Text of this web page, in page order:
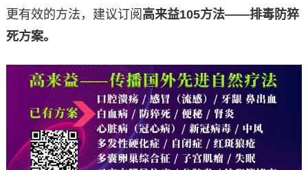
更有效的方法，建议订阅 高来益105方法——排毒防猝
死方案。